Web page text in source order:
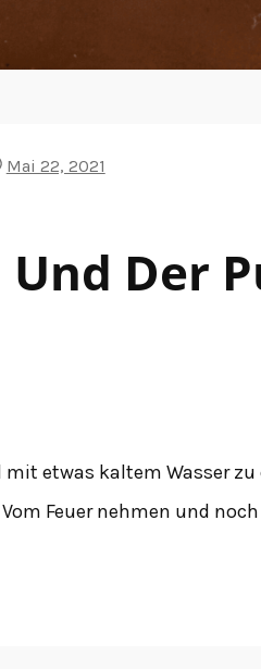
Mai 22, 2021
Der
etwas kaltem Wasser zu
Feuer nehmen und